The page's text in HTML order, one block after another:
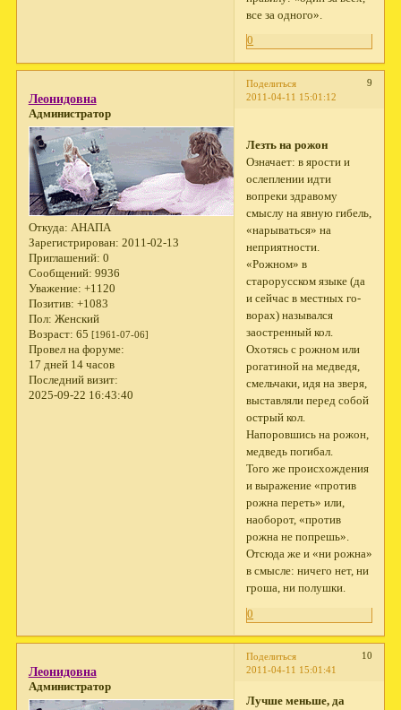
все за одного».
0
Поделиться
9
2011-04-11 15:01:12
Леонидовна
Администратор
Откуда: АНАПА
Зарегистрирован: 2011-02-13
Приглашений: 0
Сообщений: 9936
Уважение: +1120
Позитив: +1083
Пол: Женский
Возраст: 65 [1961-07-06]
Провел на форуме:
17 дней 14 часов
Последний визит:
2025-09-22 16:43:40
Лезть на рожон
Означает: в ярости и
ослеплении идти
вопреки здравому
смыслу на явную гибель,
«нарываться» на
неприятности.
«Рожном» в
старорусском языке (да
и сейчас в местных го­
ворах) назывался
заостренный кол.
Охотясь с рожном или
рогатиной на медведя,
смельчаки, идя на зверя,
выставляли перед собой
острый кол.
Напоровшись на рожон,
медведь погибал.
Того же происхождения
и выражение «против
рожна переть» или,
наоборот, «против
рожна не попрешь».
Отсюда же и «ни рожна»
в смысле: ничего нет, ни
гроша, ни полушки.
0
Поделиться
10
2011-04-11 15:01:41
Леонидовна
Администратор
Лучше меньше, да